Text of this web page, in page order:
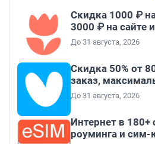
Скидка 1000 ₽
3000 ₽ на сайте
До 31 августа, 2026
Скидка 50% от
заказ,
До 31 августа, 2026
Интернет в 180+
роуминга и сим-